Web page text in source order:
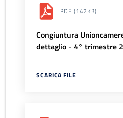
PDF (142KB)
Congiuntura
dettaglio - 4° trimestre
SCARICA FILE